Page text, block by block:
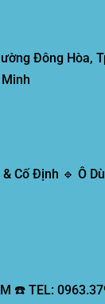
Đông Hòa,
Cố Định 🔹 Ô
☎️ TEL: